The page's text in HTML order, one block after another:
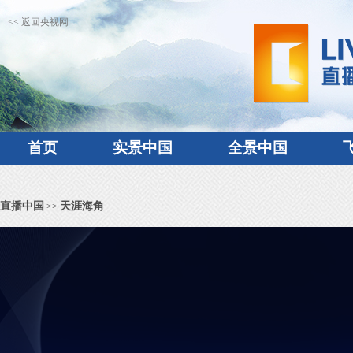
<< 返回央视网
首页 实景中国 全景中国
直播中国 >> 天涯海角